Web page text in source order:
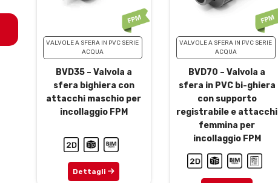
VALVOLE A SFERA IN PVC SERIE
ACQUA
BVD35 – Valvola a
sfera bighiera con
attacchi maschio per
incollaggio FPM
Dettagli
VALVOLE A SFERA IN PVC SERIE
ACQUA
BVD70 – Valvola a
sfera in PVC bi-ghiera
con supporto
registrabile e attacchi
femmina per
incollaggio FPM